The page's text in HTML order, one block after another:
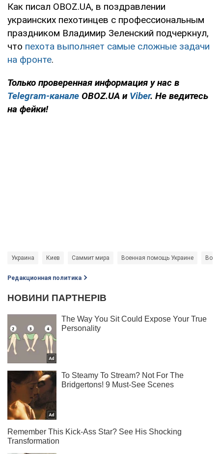
Как писал OBOZ.UA, в поздравлении
украинских пехотинцев с профессиональным
праздником Владимир Зеленский подчеркнул,
что пехота выполняет самые сложные задачи
на фронте.
Только проверенная информация у нас в
Telegram-канале OBOZ.UA и Viber. Не ведитесь
на фейки!
Украина Киев Саммит мира Военная помощь Украине
Редакционная политика